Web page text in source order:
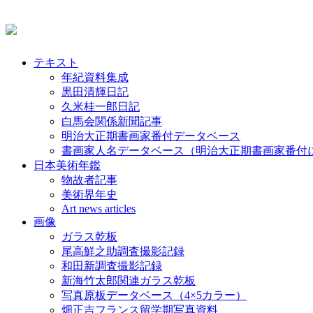
テキスト
年紀資料集成
黒田清輝日記
久米桂一郎日記
白馬会関係新聞記事
明治大正期書画家番付データベース
書画家人名データベース（明治大正期書画家番付
日本美術年鑑
物故者記事
美術界年史
Art news articles
画像
ガラス乾板
尾高鮮之助調査撮影記録
和田新調査撮影記録
新海竹太郎関連ガラス乾板
写真原板データベース（4×5カラー）
畑正吉フランス留学期写真資料